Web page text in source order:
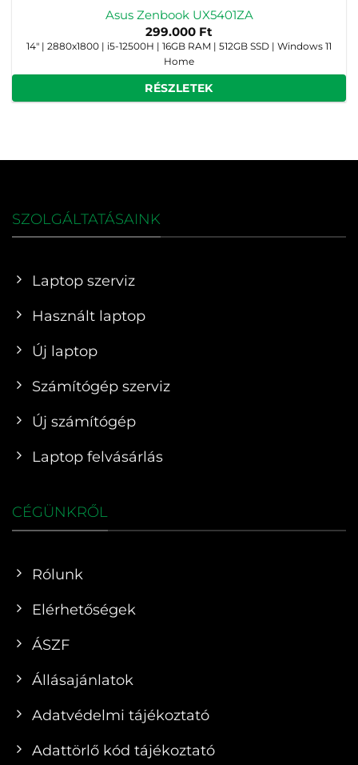
Asus Zenbook UX5401ZA
299.000 Ft
14" | 2880x1800 | i5-12500H | 16GB RAM | 512GB SSD | Windows 11
Home
RÉSZLETEK
SZOLGÁLTATÁSAINK
Laptop szerviz
Használt laptop
Új laptop
Számítógép szerviz
Új számítógép
Laptop felvásárlás
CÉGÜNKRŐL
Rólunk
Elérhetőségek
ÁSZF
Állásajánlatok
Adatvédelmi tájékoztató
Adattörlő kód tájékoztató